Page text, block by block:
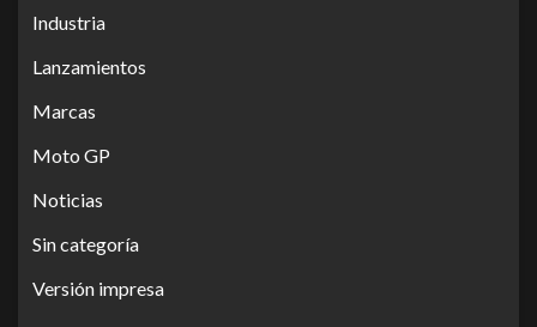
Industria
Lanzamientos
Marcas
Moto GP
Noticias
Sin categoría
Versión impresa